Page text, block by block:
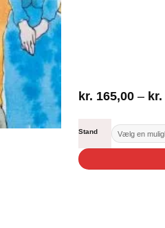
kr. 165,00 – kr.
Stand